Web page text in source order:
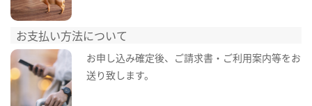
お支払い方法について
お申し込み確定後、ご請求書・ご利用案内等をお
送り致します。